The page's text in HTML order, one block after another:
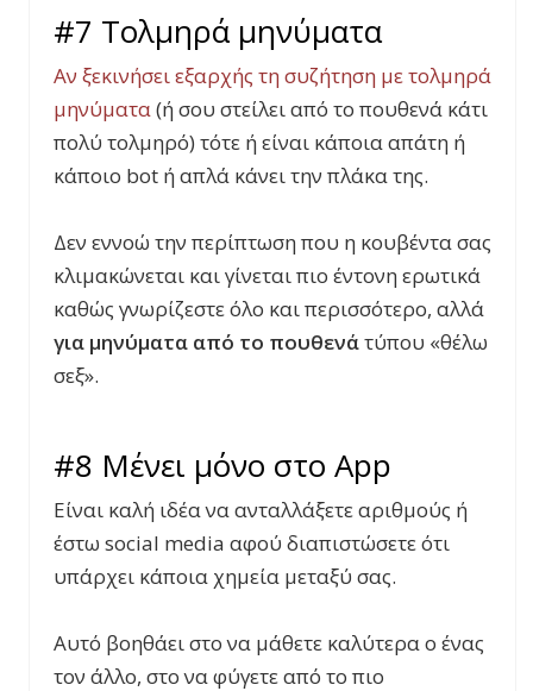
#7 Τολμηρά μηνύματα
Αν ξεκινήσει εξαρχής τη συζήτηση με τολμηρά
μηνύματα(ή σου στείλει από το πουθενά κάτι
πολύ τολμηρό) τότε ή είναι κάποια απάτη ή
κάποιο bot ή απλά κάνει την πλάκα της.
Δεν εννοώ την περίπτωση που η κουβέντα σας
κλιμακώνεται και γίνεται πιο έντονη ερωτικά
καθώς γνωρίζεστε όλο και περισσότερο, αλλά
για μηνύματα από το πουθενάτύπου «θέλω
σεξ».
#8 Μένει μόνο στο App
Είναι καλή ιδέα να ανταλλάξετε αριθμούς ή
έστω social media αφού διαπιστώσετε ότι
υπάρχει κάποια χημεία μεταξύ σας.
Αυτό βοηθάει στο να μάθετε καλύτερα ο ένας
τον άλλο, στο να φύγετε από το πιο